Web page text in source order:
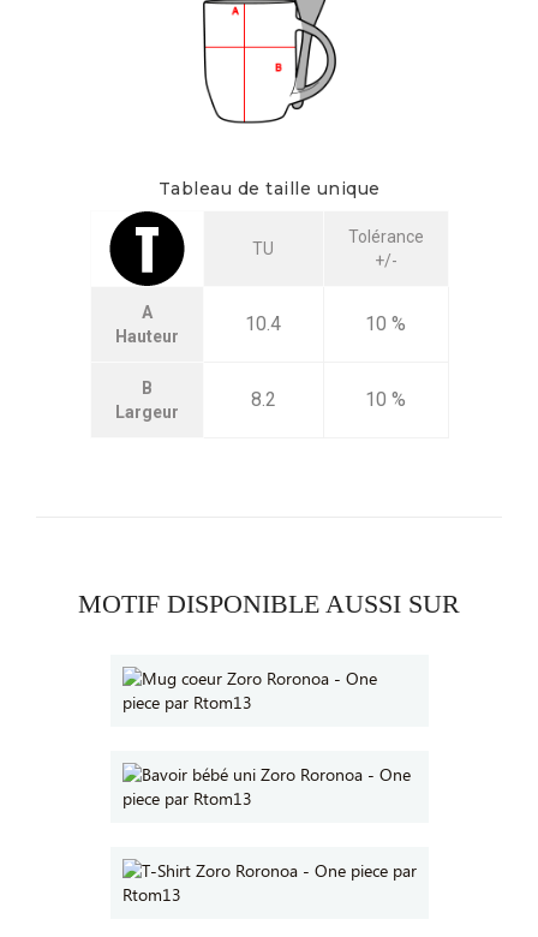
Tableau de taille unique
TU
Tolérance
+/-
A
Hauteur
10.4 10 %
B
Largeur
8.2 10 %
MOTIF DISPONIBLE AUSSI SUR